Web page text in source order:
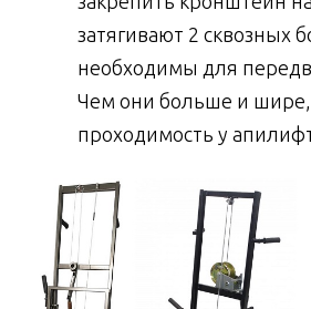
затягивают 2 сквозных
необходимы для
Чем они больше и
проходимость у